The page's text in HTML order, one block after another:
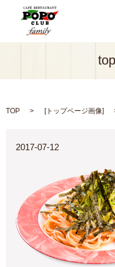
TOP [トップページ画像]
2017-07-12